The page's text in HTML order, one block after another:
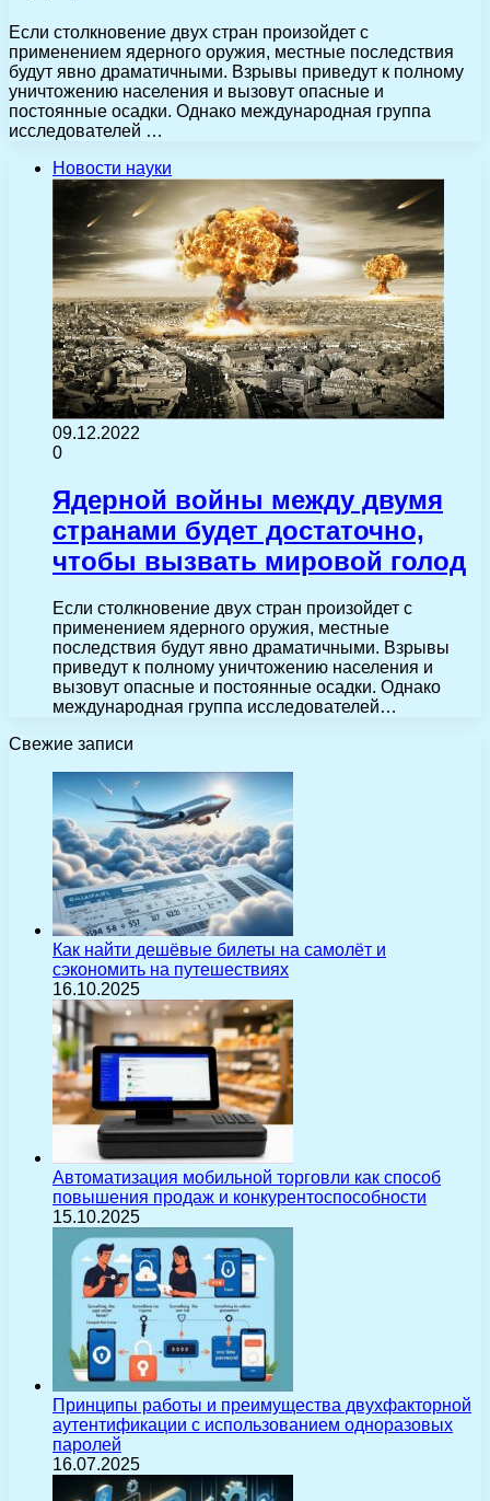
Если столкновение двух стран произойдет с
применением ядерного оружия, местные последствия
будут явно драматичными. Взрывы приведут к полному
уничтожению населения и вызовут опасные и
постоянные осадки. Однако международная группа
исследователей …
Новости науки
09.12.2022
0
Ядерной войны между двумя
странами будет достаточно,
чтобы вызвать мировой голод
Если столкновение двух стран произойдет с
применением ядерного оружия, местные
последствия будут явно драматичными. Взрывы
приведут к полному уничтожению населения и
вызовут опасные и постоянные осадки. Однако
международная группа исследователей…
Свежие записи
Как найти дешёвые билеты на самолёт и
сэкономить на путешествиях
16.10.2025
Автоматизация мобильной торговли как способ
повышения продаж и конкурентоспособности
15.10.2025
Принципы работы и преимущества двухфакторной
аутентификации с использованием одноразовых
паролей
16.07.2025